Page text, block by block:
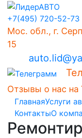
+7(495) 720-52-73
Мос. обл., г.
15
Отзывы о нас на
ГлавнаяУслуги
КонтактыО